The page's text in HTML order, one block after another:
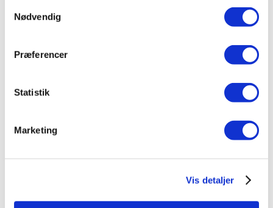
Nødvendig
Præferencer
Statistik
Marketing
Vis detaljer
Komplet sæt:
Taurus 3-1 FLEX vandhane inkl.
Der er en knap som skal trykkes ned for at aktivere
pressure system. Dvs. at man undgår, at det kogende